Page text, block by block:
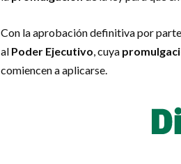
Con la aprobación definitiva por
al Poder Ejecutivo, cuya
comiencen a aplicarse.